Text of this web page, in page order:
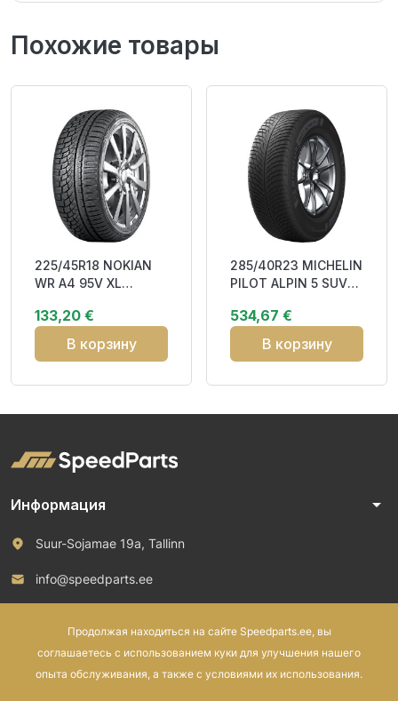
Похожие товары
225/45R18 NOKIAN
WR A4 95V XL
Studless EB272
3PMSF
133,20 €
В корзину
285/40R23 MICHELIN
PILOT ALPIN 5 SUV
CCB74 3
534,67 €
В корзину
Информация arrow_drop_down
Suur-Sojamae 19a, Tallinn
info@speedparts.ee
Продолжая находиться на сайте Speedparts.ee, вы
соглашаетесь с использованием куки для улучшения нашего
опыта обслуживания, а также с условиями их использования.